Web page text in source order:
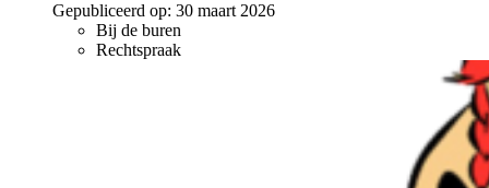
Gepubliceerd op: 30 maart 2026
Bij de buren
Rechtspraak